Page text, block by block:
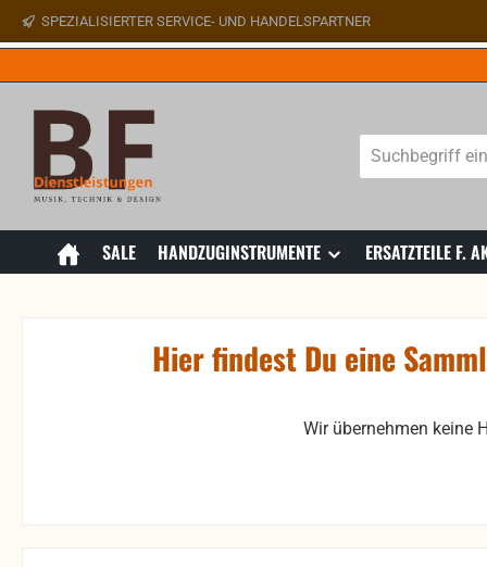
Hauptinhalt springen
Zur Suche springen
Zur Hauptnavigation springen
SPEZIALISIERTER SERVICE- UND HANDELSPARTNER
SALE HANDZUGINSTRUMENTE ERSATZTEILE F.
Hier findest Du eine
Wir übernehmen keine